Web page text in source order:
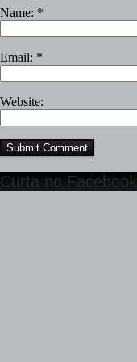
Name: *
Email: *
Website:
Curta no Facebook